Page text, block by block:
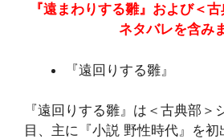
『遠まわりする雛』および＜
ネタバレを含み
『遠回りする雛』
『遠回りする雛』は＜古典部＞
目、主に『小説 野性時代』を